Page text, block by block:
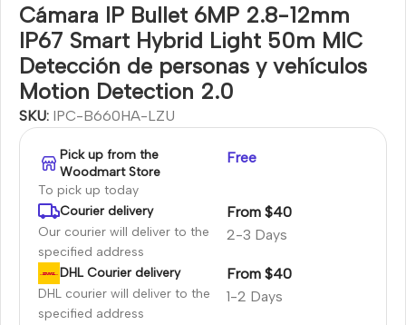
Cámara IP Bullet 6MP 2.8-12mm
IP67 Smart Hybrid Light 50m MIC
Detección de personas y vehículos
Motion Detection 2.0
SKU: IPC-B660HA-LZU
Pick up from the
Woodmart Store
To pick up today
Free
Courier delivery
Our courier will deliver to the
specified address
2-3 Days
From $40
DHL Courier delivery
DHL courier will deliver to the
specified address
1-2 Days
From $40